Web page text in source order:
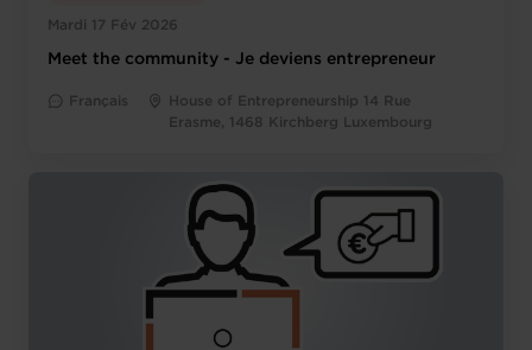
Mardi 17 Fév 2026
Meet the community - Je deviens entrepreneur
Français
House of Entrepreneurship 14 Rue
Erasme, 1468 Kirchberg Luxembourg